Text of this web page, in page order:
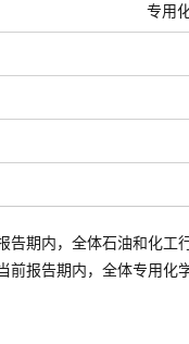
专用
告期内，全体石油和化工
前报告期内，全体专用化